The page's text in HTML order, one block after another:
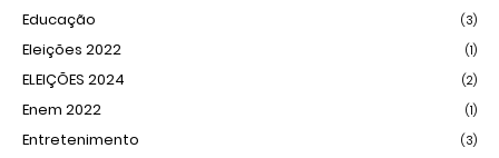
Educação
(3)
Eleições 2022 (1)
ELEIÇÕES 2024 (2)
Enem 2022 (1)
Entretenimento (3)